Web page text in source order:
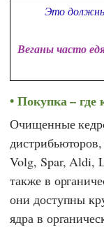
Это
Веганы часто
Покупка – где
Очищенные
Volg, Spar, Aldi,
также в
они доступны
ядра в